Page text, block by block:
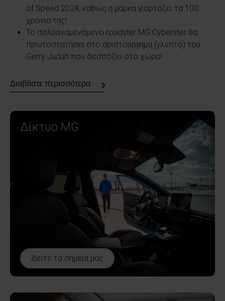
of Speed ​​2024, καθώς η μάρκα γιορτάζει τα 100
χρόνια της!
Το πολυαναμενόμενο roadster MG Cyberster θα
πρωτοστατήσει στο αριστούργημα (γλυπτό) του
Gerry Judah που δεσπόζει στο χώρο!
Διαβάστε περισσότερα
Δίκτυο MG
Δείτε τα σημεία μας